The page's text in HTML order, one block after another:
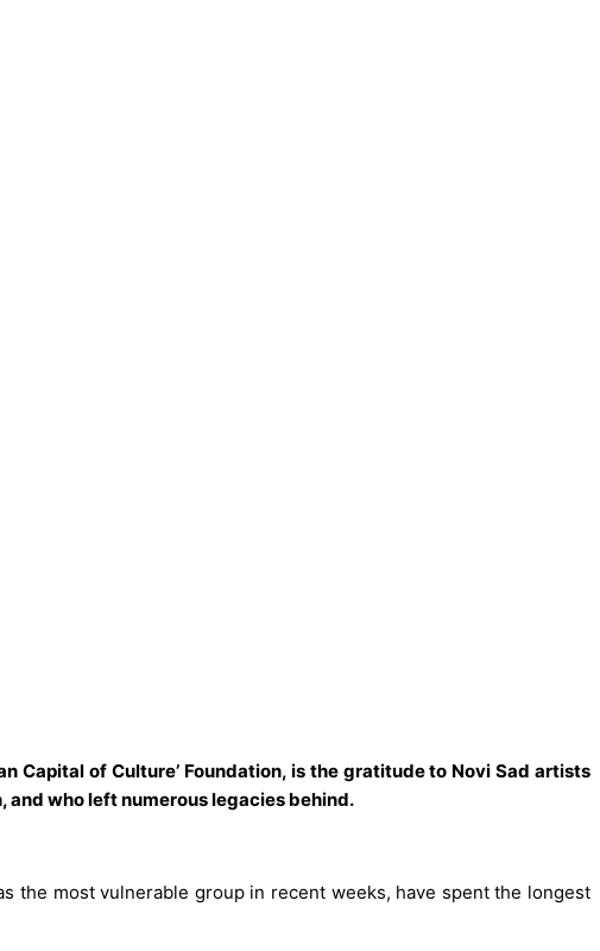
Capital of Culture’ Foundation, is the gratitude to Novi Sad artists
who left numerous legacies behind.
the most vulnerable group in recent weeks, have spent the longest